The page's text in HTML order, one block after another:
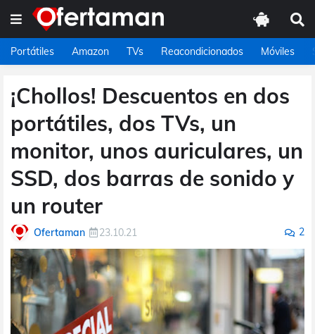
Portátiles Amazon TVs Reacondicionados Móviles
¡Chollos! Descuentos en dos
portátiles, dos TVs, un
monitor, unos auriculares, un
SSD, dos barras de sonido y
un router
Ofertaman 23.10.21 2